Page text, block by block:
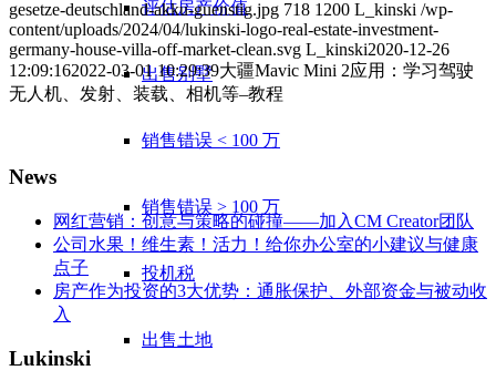
评估房产价值
出售别墅
销售错误 < 100 万
销售错误 > 100 万
投机税
出售土地
gesetze-deutschland-akku-guenstig.jpg 718 1200 L_kinski /wp-
content/uploads/2024/04/lukinski-logo-real-estate-investment-
germany-house-villa-off-market-clean.svg L_kinski2020-12-26
12:09:162022-03-01 10:29:39大疆Mavic Mini 2应用：学习驾驶
无人机、发射、装载、相机等–教程
News
网红营销：创意与策略的碰撞——加入CM Creator团队
公司水果！维生素！活力！给你办公室的小建议与健康
点子
房产作为投资的3大优势：通胀保护、外部资金与被动收
入
Lukinski